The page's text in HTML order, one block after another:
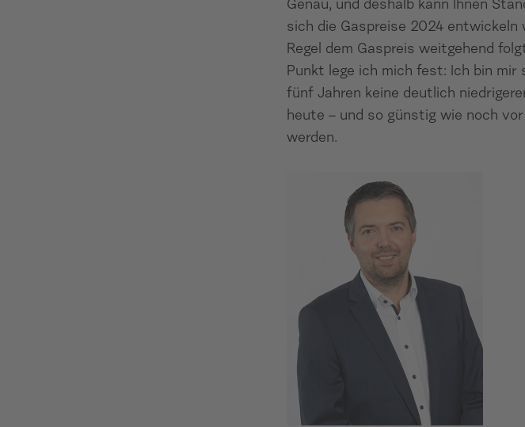
Genau, und deshalb kann Ihnen
sich die Gaspreise 2024 entwickeln
Regel dem Gaspreis weitgehend
Punkt lege ich mich fest: Ich bin mir
fünf Jahren keine deutlich
heute – und so günstig wie noch
werden.